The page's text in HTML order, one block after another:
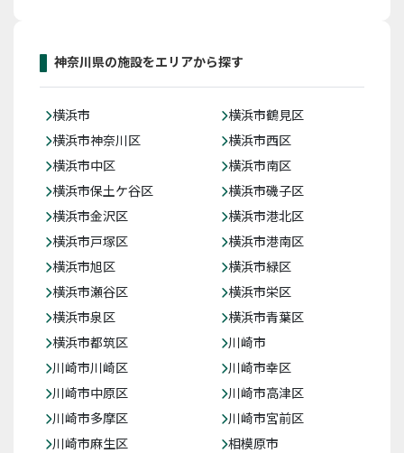
神奈川県の施設をエリアから探す
横浜市
横浜市鶴見区
横浜市神奈川区
横浜市西区
横浜市中区
横浜市南区
横浜市保土ケ谷区
横浜市磯子区
横浜市金沢区
横浜市港北区
横浜市戸塚区
横浜市港南区
横浜市旭区
横浜市緑区
横浜市瀬谷区
横浜市栄区
横浜市泉区
横浜市青葉区
横浜市都筑区
川崎市
川崎市川崎区
川崎市幸区
川崎市中原区
川崎市高津区
川崎市多摩区
川崎市宮前区
川崎市麻生区
相模原市